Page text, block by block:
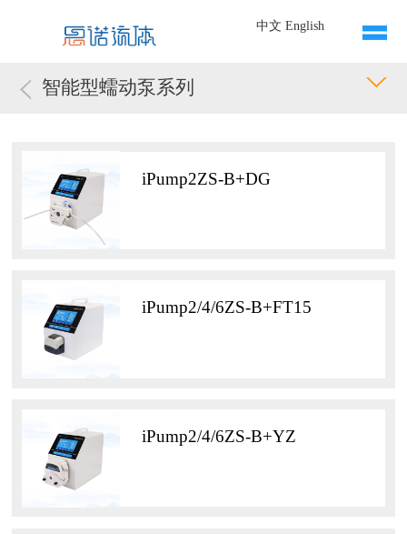
中文 English
智能型蠕动泵系列
iPump2ZS-B+DG
iPump2/4/6ZS-B+FT15
iPump2/4/6ZS-B+YZ